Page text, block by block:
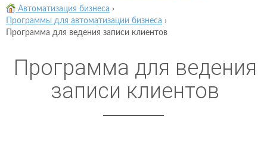
Автоматизация бизнеса ›
Программы для автоматизации бизнеса ›
Программа для ведения записи клиентов
Программа для ведения
записи клиентов